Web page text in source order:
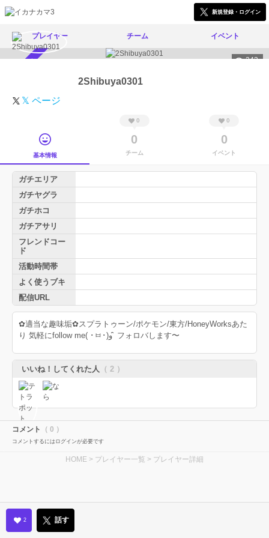
新規登録・ログイン
プレイヤー チーム イベント
243
2Shibuya0301
𝕏 ページ
基本情報
0
0
チーム
0
0
イベント
ガチエリア
ガチヤグラ
ガチホコ
ガチアサリ
フレンドコー
ド
活動時間帯
よく使うブキ
配信URL
✿適当な趣味垢✿スプラトゥーン/ポケモン/東方/HoneyWorksあた
り 気軽にfollow me( ･ㅂ･)و ̑̑ フォロバします〜
いいね！してくれた人 （ 2 ）
コメント （ 0 ）
コメントするにはログインが必要です
HOME > プレイヤー一覧 > プレイヤー詳細
2 話す